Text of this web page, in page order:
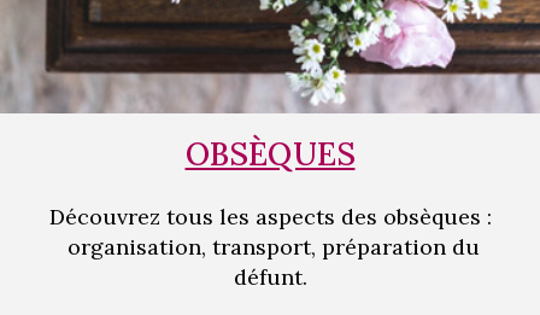
OBSÈQUES
Découvrez tous les aspects des obsèques :
organisation, transport, préparation du
défunt.